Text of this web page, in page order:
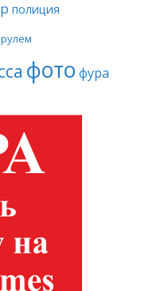
полиция
фото фура